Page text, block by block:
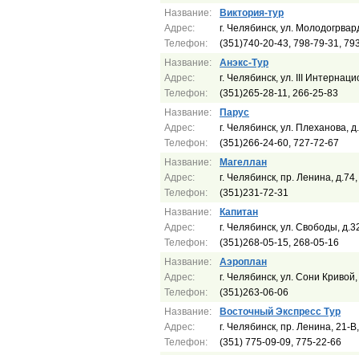
Название:
Адрес:
Телефон:
Виктория-тур
г. Челябинск, ул.
(351)740-20-43, 798-79-31,
Название:
Адрес:
Телефон:
Анэкс-Тур
г. Челябинск, ул. III
(351)265-28-11, 266-25-83
Название:
Адрес:
Телефон:
Парус
г. Челябинск, ул. Плеханова,
(351)266-24-60, 727-72-67
Название:
Адрес:
Телефон:
Магеллан
г. Челябинск, пр. Ленина,
(351)231-72-31
Название:
Адрес:
Телефон:
Капитан
г. Челябинск, ул. Свободы,
(351)268-05-15, 268-05-16
Название:
Адрес:
Телефон:
Аэроплан
г. Челябинск, ул. Сони
(351)263-06-06
Название:
Адрес:
Телефон:
Восточный Экспресс Тур
г. Челябинск, пр. Ленина,
(351) 775-09-09, 775-22-66